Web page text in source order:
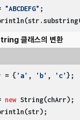
"ABCDEFG" ;
클래스의 변환
= { 'a' , 'b' , 'c'};
new